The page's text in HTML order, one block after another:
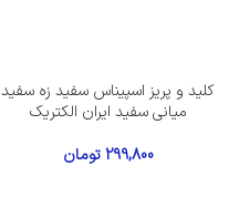
کلید و پریز اسپیناس سفید زه سفید
میانی سفید ایران الکتریک
299,800 تومان